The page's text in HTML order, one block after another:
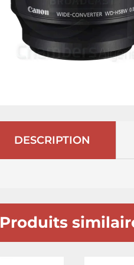
DESCRIPTION
Produits